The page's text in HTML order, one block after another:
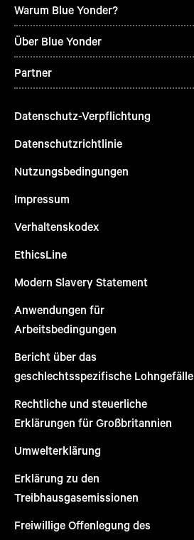
Warum Blue Yonder?
Über Blue Yonder
Partner
Datenschutz-Verpflichtung
Datenschutzrichtlinie
Nutzungsbedingungen
Impressum
Verhaltenskodex
EthicsLine
Modern Slavery Statement
Anwendungen für
Arbeitsbedingungen
Bericht über das
geschlechtsspezifische Lohngefälle
Rechtliche und steuerliche
Erklärungen für Großbritannien
Umwelterklärung
Erklärung zu den
Treibhausgasemissionen
Freiwillige Offenlegung des